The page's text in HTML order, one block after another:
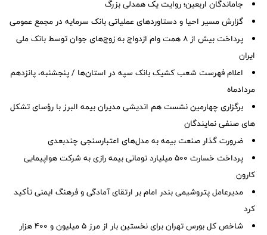
جاماندگان اربعین؛ روایت یک همدلی بزرگ
گزارش مسیر احیا و دستاوردهای عملیاتی بانک سرمایه در مجمع عمومی
پرداخت بیش از ۸ همت وام ازدواج به زوج‌های جوان توسط بانک ملی
ایران
اعلام فهرست شعب کشیک بانک سپه در استان‌ها / پنجشنبه، پانزدهم
مردادماه
برگزاری چهارمین نشست هم اندیشی مدیران بیمه البرز با رؤسای تشکل
های صنفی نمایندگان
ضرورت گذار صنعت بیمه به مدل‌های اعتبارسنجی چندبعدی
پرداخت خسارت ۵۰۰ میلیارد تومانی بیمه رازی به شرکت هواپیمایی
کارون
مدیرعامل پتروشیمی بندر امام بر ارتقای آمادگی و فرهنگ ایمنی تأکید
کرد
شاخص کل بورس تهران برای نخستین بار از مرز ۵ میلیون و ۴۰۰ هزار